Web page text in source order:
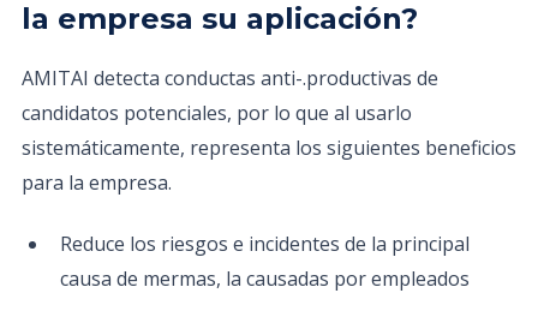
la empresa su aplicación?
AMITAI detecta conductas anti-.productivas de
candidatos potenciales, por lo que al usarlo
sistemáticamente, representa los siguientes beneficios
para la empresa.
Reduce los riesgos e incidentes de la principal
causa de mermas, la causadas por empleados